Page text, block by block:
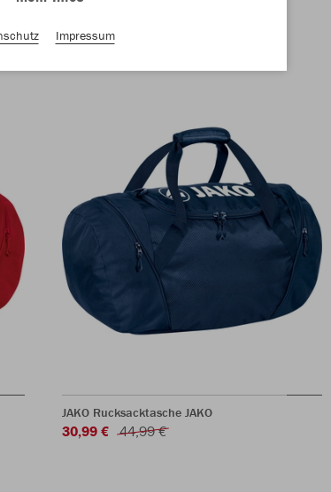
JAKO Rucksacktasche JAKO
30,99 € 44,99 €
Impressum